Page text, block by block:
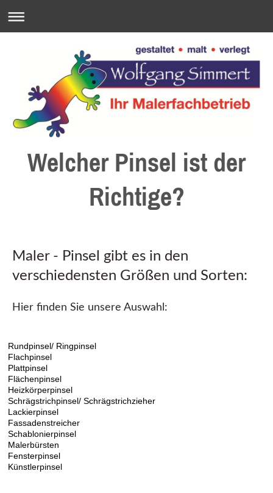
Welcher Pinsel ist der
Richtige?
Maler - Pinsel gibt es in den
verschiedensten Größen und Sorten:
Hier finden Sie unsere Auswahl:
Rundpinsel/ Ringpinsel
Flachpinsel
Plattpinsel
Flächenpinsel
Heizkörperpinsel
Schrägstrichpinsel/ Schrägstrichzieher
Lackierpinsel
Fassadenstreicher
Schablonierpinsel
Malerbürsten
Fensterpinsel
Künstlerpinsel